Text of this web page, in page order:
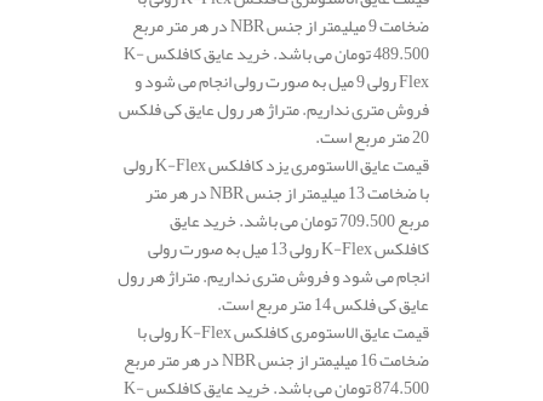
ضخامت 9 میلیمتر از جنس NBR در هر متر مربع
489.500 تومان می باشد. خرید عایق کافلکس K-
Flex رولی 9 میل به صورت رولی انجام می شود و
فروش متری نداریم. متراژ هر رول عایق کی فلکس
20 متر مربع است.
قیمت عایق الاستومری یزد کافلکس K-Flex رولی
با ضخامت 13 میلیمتر از جنس NBR در هر متر
مربع 709.500 تومان می باشد. خرید عایق
کافلکس K-Flex رولی 13 میل به صورت رولی
انجام می شود و فروش متری نداریم. متراژ هر رول
عایق کی فلکس 14 متر مربع است.
قیمت عایق الاستومری کافلکس K-Flex رولی با
ضخامت 16 میلیمتر از جنس NBR در هر متر مربع
874.500 تومان می باشد. خرید عایق کافلکس K-